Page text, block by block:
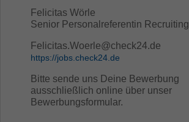
Felicitas Wörle
Senior Personalreferentin Recruiting
Felicitas.Woerle@check24.de
https://jobs.check24.de
Bitte sende uns Deine Bewerbung
ausschließlich online über unser
Bewerbungsformular.